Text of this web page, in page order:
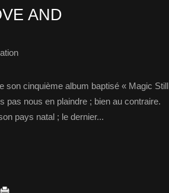
AND
son cinquième album baptisé « Magic Still
pas nous en plaindre ; bien au contraire.
pays natal ; le dernier...